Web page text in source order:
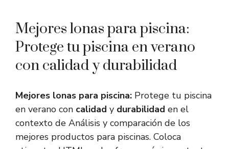
Mejores lonas para piscina:
Protege tu piscina en verano
con calidad y durabilidad
Mejores lonas para piscina: Protege tu piscina
en verano con calidad y durabilidad en el
contexto de Análisis y comparación de los
mejores productos para piscinas. Coloca